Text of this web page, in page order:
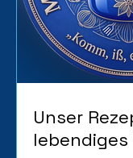
Unser
lebendiges